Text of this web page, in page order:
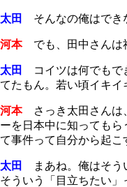
太田 そんなの俺はでき
河本でも、田中さんは
太田
コイツは何でもで
てたもん。若い頃イキイ
河本さっき太田さんは
ーを日本中に知っても
て事件って自分から起こ
太田
まあね。俺はそう
そういう「目立ちたい」